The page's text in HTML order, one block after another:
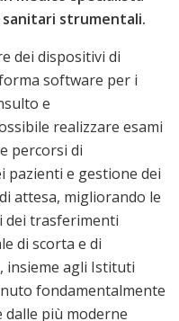
strumentali.
dei dispositivi di
software per i
e
realizzare esami
percorsi di
pazienti e gestione dei
attesa, migliorando le
dei trasferimenti
di scorta e di
insieme agli Istituti
fondamentalmente
più moderne